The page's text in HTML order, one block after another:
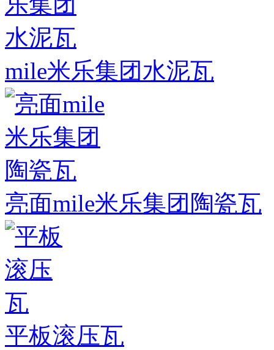
mile米乐集团水泥瓦
亮面mile米乐集团陶瓷瓦
平板滚压瓦